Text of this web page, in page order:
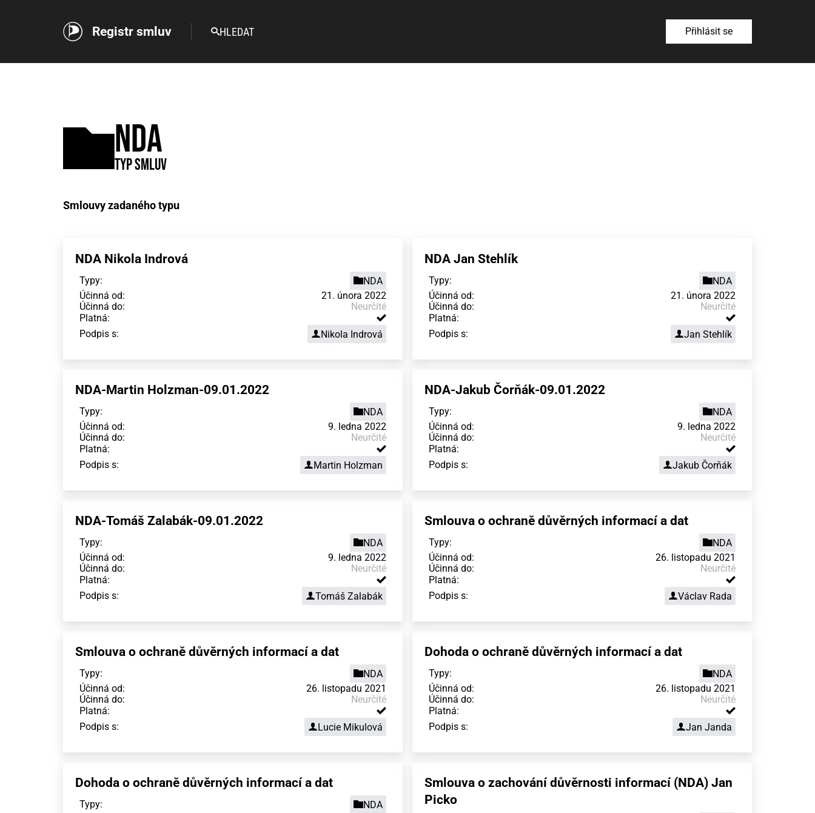
Registr smluv HLEDAT Přihlásit se
NDA
Typ smluv
Smlouvy zadaného typu
NDA Nikola Indrová
Typy:
NDA
Účinná od:
21. února 2022
Účinná do:
Neurčité
Platná:
Podpis s:
Nikola Indrová
NDA Jan Stehlík
Typy:
NDA
Účinná od:
21. února 2022
Účinná do:
Neurčité
Platná:
Podpis s:
Jan Stehlík
NDA-Martin Holzman-09.01.2022
Typy:
NDA
Účinná od:
9. ledna 2022
Účinná do:
Neurčité
Platná:
Podpis s:
Martin Holzman
NDA-Jakub Čorňák-09.01.2022
Typy:
NDA
Účinná od:
9. ledna 2022
Účinná do:
Neurčité
Platná:
Podpis s:
Jakub Čorňák
NDA-Tomáš Zalabák-09.01.2022
Typy:
NDA
Účinná od:
9. ledna 2022
Účinná do:
Neurčité
Platná:
Podpis s:
Tomáš Zalabák
Smlouva o ochraně důvěrných informací a dat
Typy:
NDA
Účinná od:
26. listopadu 2021
Účinná do:
Neurčité
Platná:
Podpis s:
Václav Rada
Smlouva o ochraně důvěrných informací a dat
Typy:
NDA
Účinná od:
26. listopadu 2021
Účinná do:
Neurčité
Platná:
Podpis s:
Lucie Mikulová
Dohoda o ochraně důvěrných informací a dat
Typy:
NDA
Účinná od:
26. listopadu 2021
Účinná do:
Neurčité
Platná:
Podpis s:
Jan Janda
Dohoda o ochraně důvěrných informací a dat
Typy:
NDA
Smlouva o zachování důvěrnosti informací (NDA) Jan
Picko